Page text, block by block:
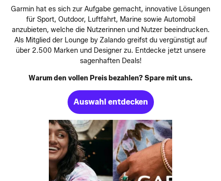
Garmin hat es sich zur Aufgabe gemacht, innovative Lösungen
für Sport, Outdoor, Luftfahrt, Marine sowie Automobil
anzubieten, welche die Nutzerinnen und Nutzer beeindrucken.
Als Mitglied der Lounge by Zalando greifst du vergünstigt auf
über 2.500 Marken und Designer zu. Entdecke jetzt unsere
sagenhaften Deals!
Warum den vollen Preis bezahlen? Spare mit uns.
Auswahl entdecken